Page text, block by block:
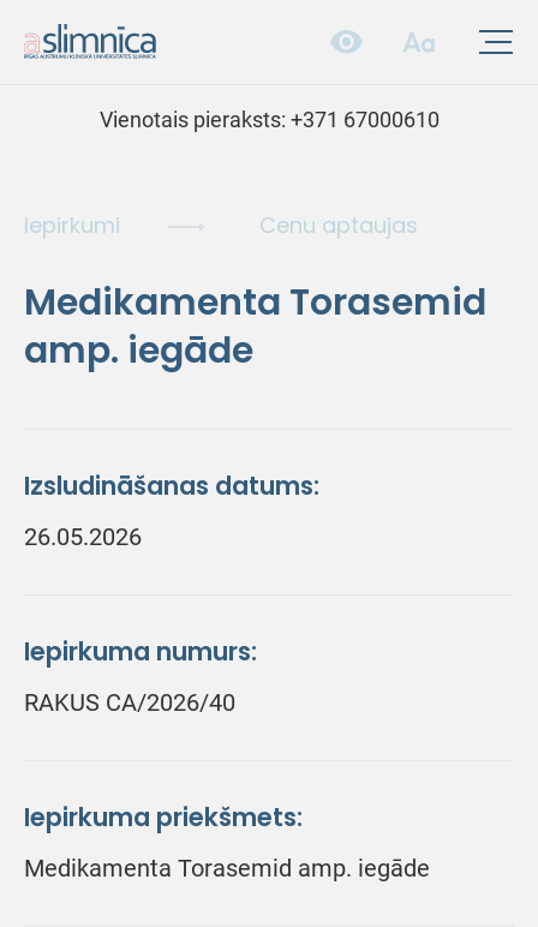
Vienotais pieraksts: +371 67000610
Iepirkumi Cenu aptaujas
Medikamenta Torasemid
amp. iegāde
Izsludināšanas datums:
26.05.2026
Iepirkuma numurs:
RAKUS CA/2026/40
Iepirkuma priekšmets:
Medikamenta Torasemid amp. iegāde